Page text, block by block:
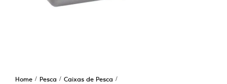
Home Pesca
Caixas de Pesca